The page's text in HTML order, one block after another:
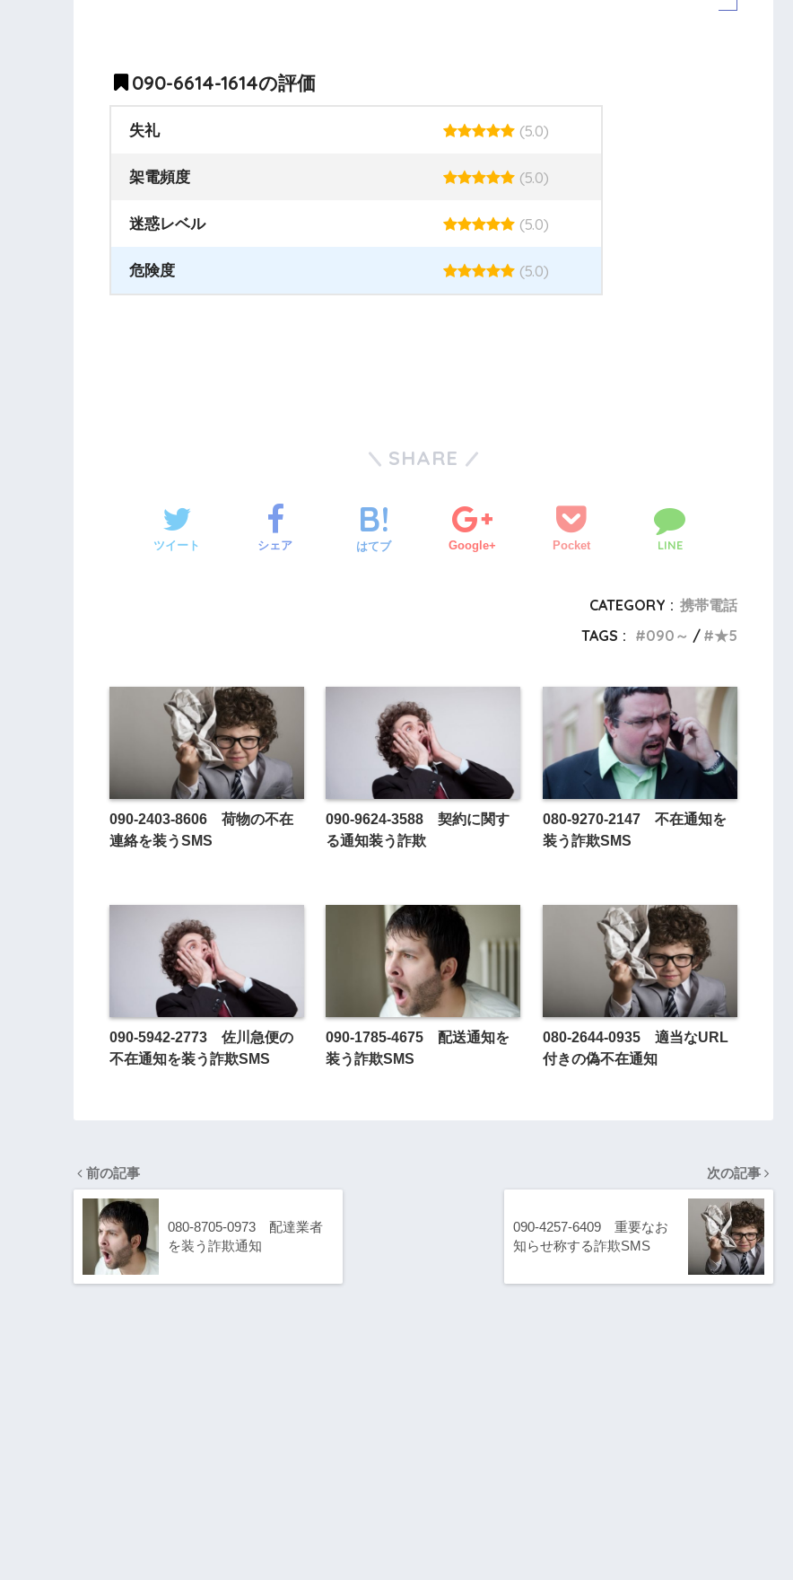
090-6614-1614の評価
失礼 (5.0)
架電頻度 (5.0)
迷惑レベル (5.0)
危険度 (5.0)
SHARE
ツイート シェア はてブ Google+ Pocket LINE
CATEGORY : 携帯電話
TAGS :
090～ ★5
090-2403-8606 荷物の不在
連絡を装うSMS
090-9624-3588 契約に関す
る通知装う詐欺
080-9270-2147 不在通知を
装う詐欺SMS
090-5942-2773 佐川急便の
不在通知を装う詐欺SMS
090-1785-4675 配送通知を
装う詐欺SMS
080-2644-0935 適当なURL
付きの偽不在通知
前の記事
080-8705-0973 配達業者
を装う詐欺通知
次の記事
090-4257-6409 重要なお
知らせ称する詐欺SMS